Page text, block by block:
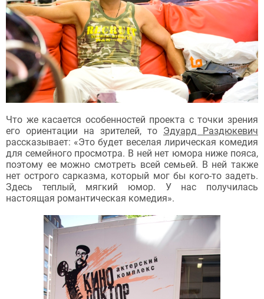
Что же касается особенностей проекта с точки зрения
его ориентации на зрителей, то Эдуард Раздюкевич
рассказывает: «Это будет веселая лирическая комедия
для семейного просмотра. В ней нет юмора ниже пояса,
поэтому ее можно смотреть всей семьей. В ней также
нет острого сарказма, который мог бы кого-то задеть.
Здесь теплый, мягкий юмор. У нас получилась
настоящая романтическая комедия».